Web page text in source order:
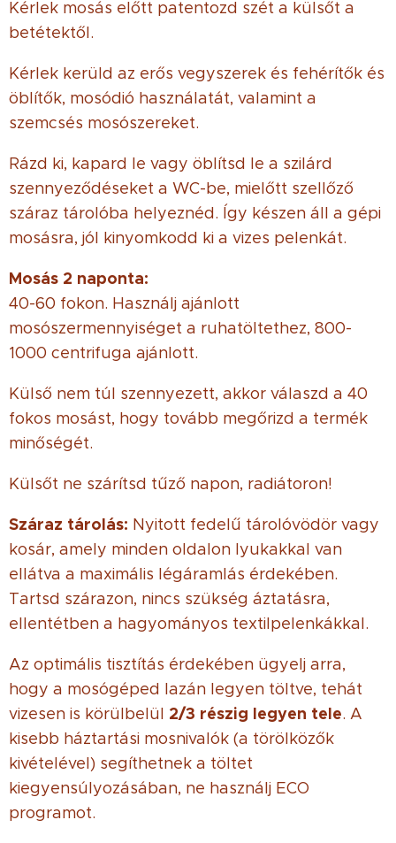
Kérlek mosás előtt patentozd szét a külsőt a
betétektől.
Kérlek kerüld az erős vegyszerek és fehérítők és
öblítők, mosódió használatát, valamint a
szemcsés mosószereket.
Rázd ki, kapard le vagy öblítsd le a szilárd
szennyeződéseket a WC-be, mielőtt szellőző
száraz tárolóba helyeznéd. Így készen áll a gépi
mosásra, jól kinyomkodd ki a vizes pelenkát.
Mosás 2 naponta:
40-60 fokon. Használj ajánlott
mosószermennyiséget a ruhatöltethez, 800-
1000 centrifuga ajánlott.
Külső nem túl szennyezett, akkor válaszd a 40
fokos mosást, hogy tovább megőrizd a termék
minőségét.
Külsőt ne szárítsd tűző napon, radiátoron!
Száraz tárolás: Nyitott fedelű tárolóvödör vagy
kosár, amely minden oldalon lyukakkal van
ellátva a maximális légáramlás érdekében.
Tartsd szárazon, nincs szükség áztatásra,
ellentétben a hagyományos textilpelenkákkal.
Az optimális tisztítás érdekében ügyelj arra,
hogy a mosógéped lazán legyen töltve, tehát
vizesen is körülbelül 2/3 részig legyen tele. A
kisebb háztartási mosnivalók (a törölközők
kivételével) segíthetnek a töltet
kiegyensúlyozásában, ne használj ECO
programot.